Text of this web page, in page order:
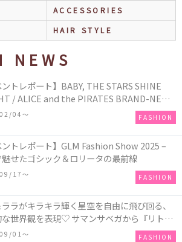
ACCESSORIES
HAIR STYLE
NEWS
ントレポート】BABY, THE STARS SHINE
/ ALICE and the PIRATES BRAND-NEW
in TOKYO
04〜 FASHION
ントレポート】GLM Fashion Show 2025 –
せたゴシック＆ロリータの最前線
17〜 FASHION
ラがキラキラ輝く星空を自由に飛び回る、
世界観を表現♡ サマンサベガから『リトル
ターズ』50周年アニバーサリーイヤー』を
01〜 FASHION